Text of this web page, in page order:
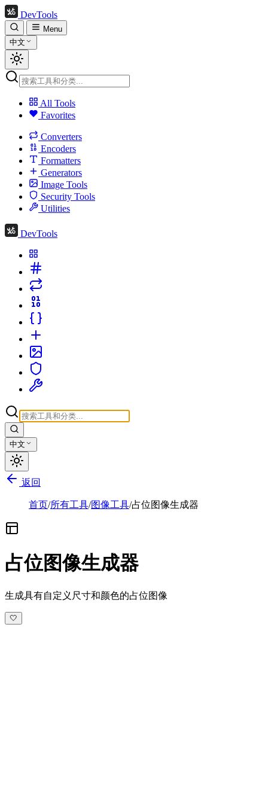
DevTools
Menu
中文
All Tools
Favorites
Converters
Encoders
Formatters
Generators
Image Tools
Security Tools
Utilities
DevTools
中文
返回
首页/所有工具/图像工具/占位图像生成器
占位图像生成器
生成具有自定义尺寸和颜色的占位图像
🤍